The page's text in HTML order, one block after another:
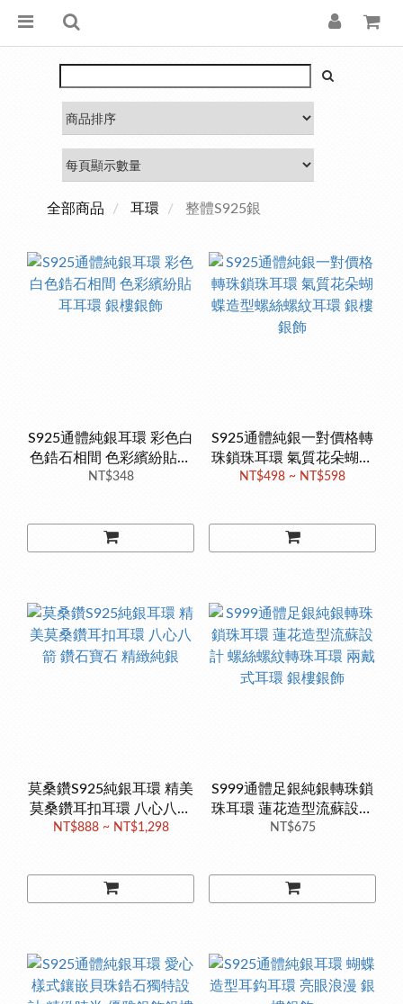
全部商品 耳環 整體S925銀
S925通體純銀耳環 彩色白
色鋯石相間 色彩繽紛貼耳
耳環 銀樓銀飾
NT$348
S925通體純銀一對價格轉
珠鎖珠耳環 氣質花朵蝴蝶
造型螺絲螺紋耳環 銀樓銀
NT$498 ~ NT$598
莫桑鑽S925純銀耳環 精美
莫桑鑽耳扣耳環 八心八箭
鑽石寶石 精緻純銀
NT$888 ~ NT$1,298
S999通體足銀純銀轉珠鎖
珠耳環 蓮花造型流蘇設計
螺絲螺紋轉珠耳環 兩戴式
NT$675